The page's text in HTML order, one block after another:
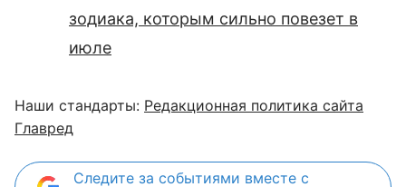
зодиака, которым сильно повезет в
июле
Наши стандарты: Редакционная политика сайта
Главред
Следите за событиями вместе с